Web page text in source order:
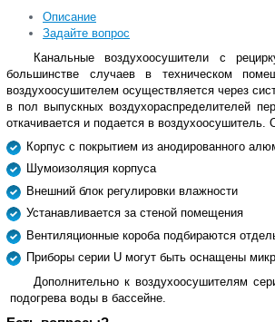
Описание
Задайте вопрос
Канальные воздухоосушители с
большинстве случаев в техническом
воздухоосушителем осуществляется через
в пол выпускных воздухораспределителей
откачивается и подается в
Корпус с покрытием из анодированного
Шумоизоляция корпуса
Внешний блок регулировки влажности
Устанавливается за стеной помещения
Вентиляционные короба подбираются
Приборы серии U могут быть оснащены
Дополнительно к воздухоосушителям
подогрева воды в бассейне.